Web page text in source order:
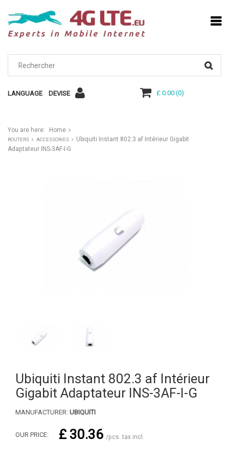
LANGUAGE DEVISE £ 0.00(0)
You are here: Home
ROUTERS ACCESSORIES
Ubiquiti Instant 802.3 af Intérieur Gigabit
Adaptateur INS-3AF-I-G
Ubiquiti Instant 802.3 af Intérieur
Gigabit Adaptateur INS-3AF-I-G
MANUFACTURER: UBIQUITI
OUR PRICE: £ 30.36 /pcs. tax incl.